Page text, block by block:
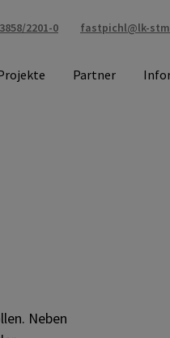
2201-0 fastpichl@lk-
Partner
Neben